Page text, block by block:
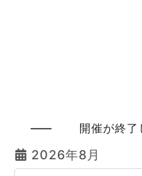
開催が終
2026年8月